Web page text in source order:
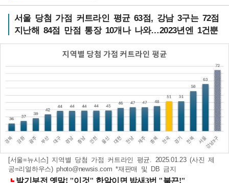
서울 당첨 가점 커트라인 평균 63점, 강남 3구는 72점
지난해 84점 만점 통장 10개나 나와…2023년엔 1건뿐
[서울=뉴시스] 지역별 당첨 가점 커트라인 평균. 2025.01.23 (사진 제
공=리얼하우스)photo@newsis.com *재판매 및 DB 금지